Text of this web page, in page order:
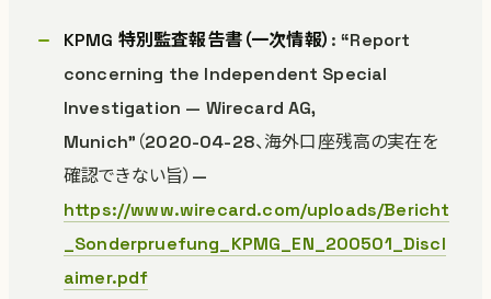
KPMG 特別監査報告書（一次情報） : “Report
concerning the Independent Special
Investigation — Wirecard AG,
Munich”（2020-04-28、海外口座残高の実在を
確認できない旨）—
https://www.wirecard.com/uploads/Bericht
_Sonderpruefung_KPMG_EN_200501_Discl
aimer.pdf